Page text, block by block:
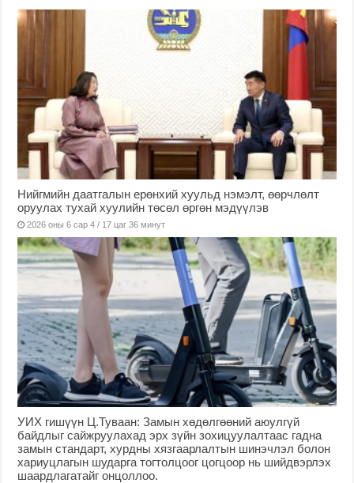
Нийгмийн даатгалын ерөнхий хуульд нэмэлт, өөрчлөлт
оруулах тухай хуулийн төсөл өргөн мэдүүлэв
2026 оны 6 сар 4 / 17 цаг 36 минут
УИХ гишүүн Ц.Туваан: Замын хөдөлгөөний аюулгүй
байдлыг сайжруулахад эрх зүйн зохицуулалтаас гадна
замын стандарт, хурдны хязгаарлалтын шинэчлэл болон
хариуцлагын шударга тогтолцоог цогцоор нь шийдвэрлэх
шаардлагатайг онцоллоо.